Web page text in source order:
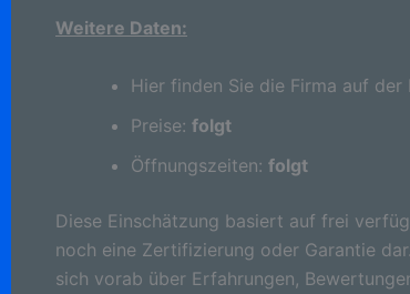
Weitere Daten:
Hier finden Sie die Firma auf der
Preise: folgt
Öffnungszeiten: folgt
Diese Einschätzung basiert auf frei
noch eine Zertifizierung oder Garantie
sich vorab über Erfahrungen,